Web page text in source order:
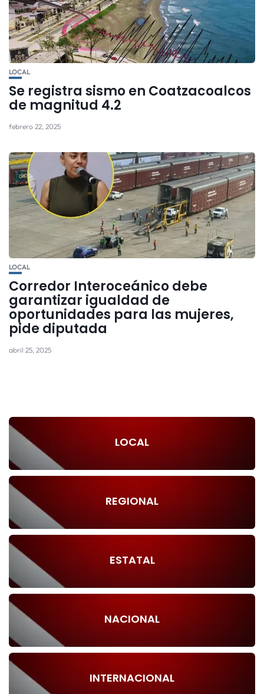
LOCAL
Se registra sismo en Coatzacoalcos
de magnitud 4.2
febrero 22, 2025
LOCAL
Corredor Interoceánico debe
garantizar igualdad de
oportunidades para las mujeres,
pide diputada
abril 25, 2025
LOCAL
REGIONAL
ESTATAL
NACIONAL
INTERNACIONAL